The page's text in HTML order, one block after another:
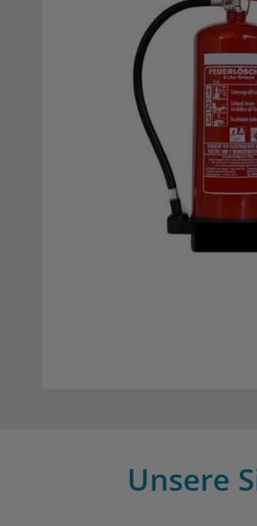
Unsere